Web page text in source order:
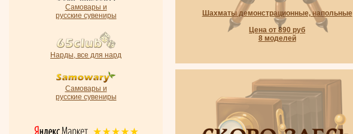
Шахматы демонстрационные, напольные
Цена от 890 руб
8 моделей
Самовары и
русские сувениры
Нарды, все для нард
Самовары и
русские сувениры